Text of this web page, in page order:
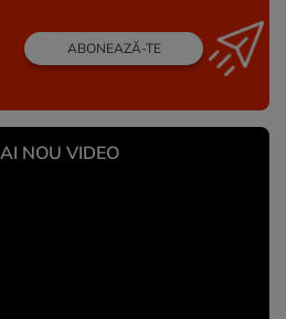
ABONEAZĂ-TE
NOU VIDEO